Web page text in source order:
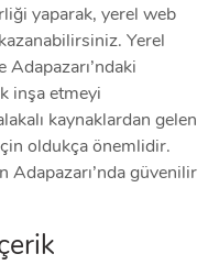
yaparak, yerel web
Yerel
inşa etmeyi
kaynaklardan gelen
oldukça önemlidir.
Adapazarı’nda güvenilir